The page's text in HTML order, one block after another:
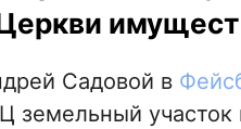
Садовой в
земельный